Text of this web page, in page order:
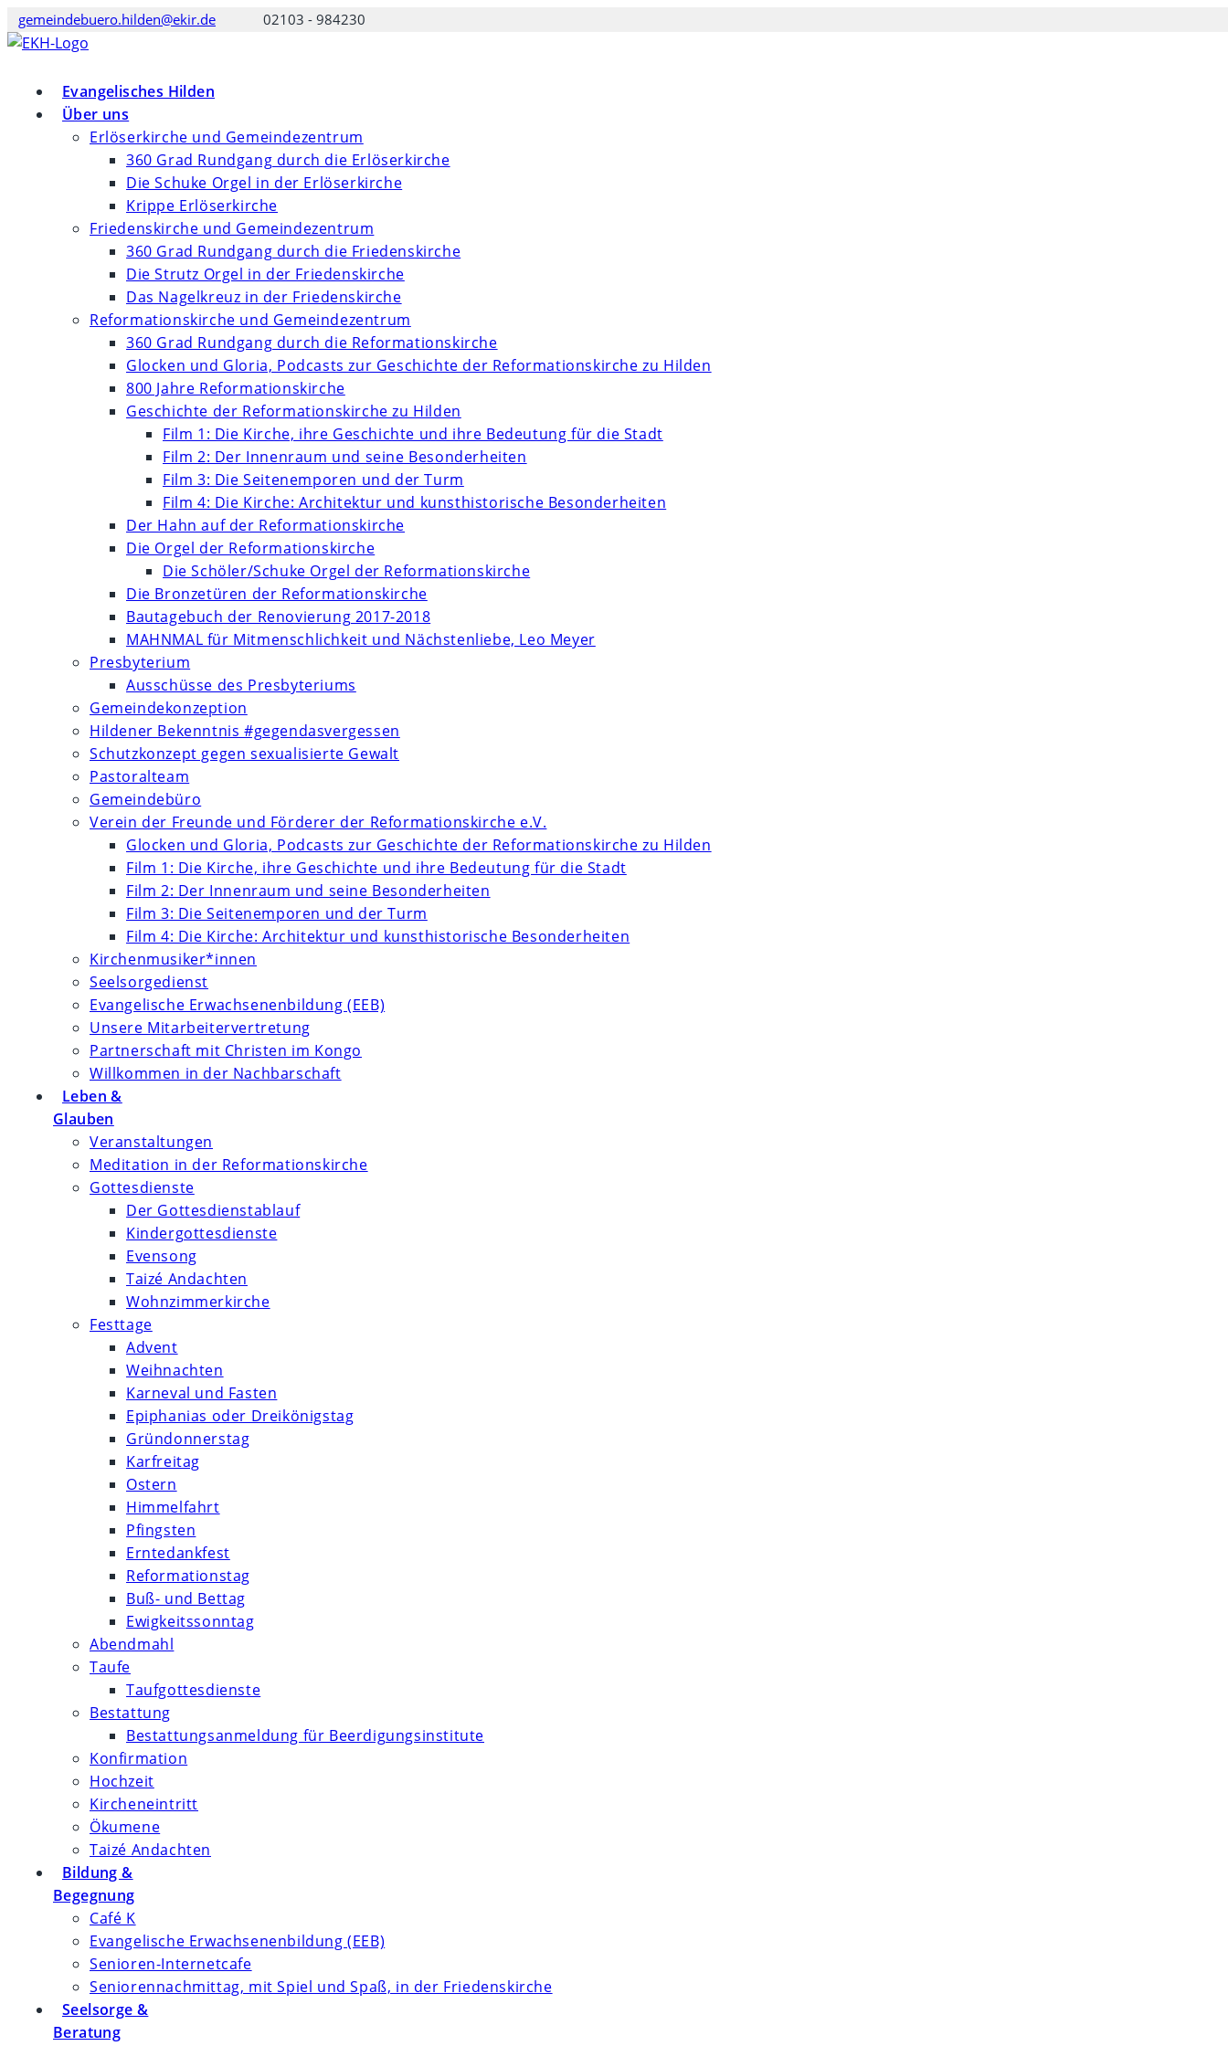
Zum
Inhalt
gemeindebuero.hilden@ekir.de 02103 - 984230
Evangelisches Hilden
Über uns
Erlöserkirche und Gemeindezentrum
360 Grad Rundgang durch die Erlöserkirche
Die Schuke Orgel in der Erlöserkirche
Krippe Erlöserkirche
Friedenskirche und Gemeindezentrum
360 Grad Rundgang durch die Friedenskirche
Die Strutz Orgel in der Friedenskirche
Das Nagelkreuz in der Friedenskirche
Reformationskirche und Gemeindezentrum
360 Grad Rundgang durch die Reformationskirche
Glocken und Gloria, Podcasts zur Geschichte der Reformationskirche zu Hilden
800 Jahre Reformationskirche
Geschichte der Reformationskirche zu Hilden
Film 1: Die Kirche, ihre Geschichte und ihre Bedeutung für die Stadt
Film 2: Der Innenraum und seine Besonderheiten
Film 3: Die Seitenemporen und der Turm
Film 4: Die Kirche: Architektur und kunsthistorische Besonderheiten
Der Hahn auf der Reformationskirche
Die Orgel der Reformationskirche
Die Schöler/Schuke Orgel der Reformationskirche
Die Bronzetüren der Reformationskirche
Bautagebuch der Renovierung 2017-2018
MAHNMAL für Mitmenschlichkeit und Nächstenliebe, Leo Meyer
Presbyterium
Ausschüsse des Presbyteriums
Gemeindekonzeption
Hildener Bekenntnis #gegendasvergessen
Schutzkonzept gegen sexualisierte Gewalt
Pastoralteam
Gemeindebüro
Verein der Freunde und Förderer der Reformationskirche e.V.
Glocken und Gloria, Podcasts zur Geschichte der Reformationskirche zu Hilden
Film 1: Die Kirche, ihre Geschichte und ihre Bedeutung für die Stadt
Film 2: Der Innenraum und seine Besonderheiten
Film 3: Die Seitenemporen und der Turm
Film 4: Die Kirche: Architektur und kunsthistorische Besonderheiten
Kirchenmusiker*innen
Seelsorgedienst
Evangelische Erwachsenenbildung (EEB)
Unsere Mitarbeitervertretung
Partnerschaft mit Christen im Kongo
Willkommen in der Nachbarschaft
Leben &
Glauben
Veranstaltungen
Meditation in der Reformationskirche
Gottesdienste
Der Gottesdienstablauf
Kindergottesdienste
Evensong
Taizé Andachten
Wohnzimmerkirche
Festtage
Advent
Weihnachten
Karneval und Fasten
Epiphanias oder Dreikönigstag
Gründonnerstag
Karfreitag
Ostern
Himmelfahrt
Pfingsten
Erntedankfest
Reformationstag
Buß- und Bettag
Ewigkeitssonntag
Abendmahl
Taufe
Taufgottesdienste
Bestattung
Bestattungsanmeldung für Beerdigungsinstitute
Konfirmation
Hochzeit
Kircheneintritt
Ökumene
Taizé Andachten
Bildung &
Begegnung
Café K
Evangelische Erwachsenenbildung (EEB)
Senioren-Internetcafe
Seniorennachmittag, mit Spiel und Spaß, in der Friedenskirche
Seelsorge &
Beratung